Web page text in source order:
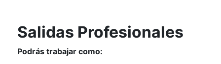
Salidas Profesionales
Podrás trabajar como: